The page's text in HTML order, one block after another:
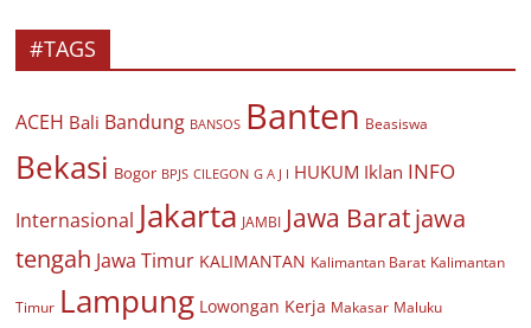
#TAGS
ACEH Bali Bandung BANSOS Banten Beasiswa
Bekasi Bogor BPJS CILEGON G A J I HUKUM Iklan INFO
Internasional Jakarta JAMBI Jawa Baratjawa
tengah Jawa Timur KALIMANTAN Kalimantan Barat Kalimantan
Timur Lampung Lowongan Kerja Makasar Maluku